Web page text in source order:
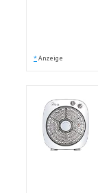
* Anzeige